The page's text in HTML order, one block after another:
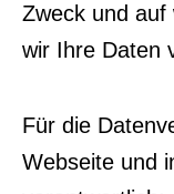
Zweck und auf
wir Ihre Daten
Für die
Webseite und